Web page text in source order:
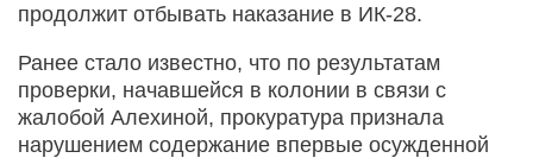
продолжит отбывать наказание в ИК-28.
Ранее стало известно, что по результатам
проверки, начавшейся в колонии в связи с
жалобой Алехиной, прокуратура признала
нарушением содержание впервые осужденной